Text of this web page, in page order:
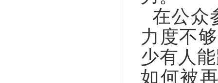
在公众
力度不
少有人
如何被